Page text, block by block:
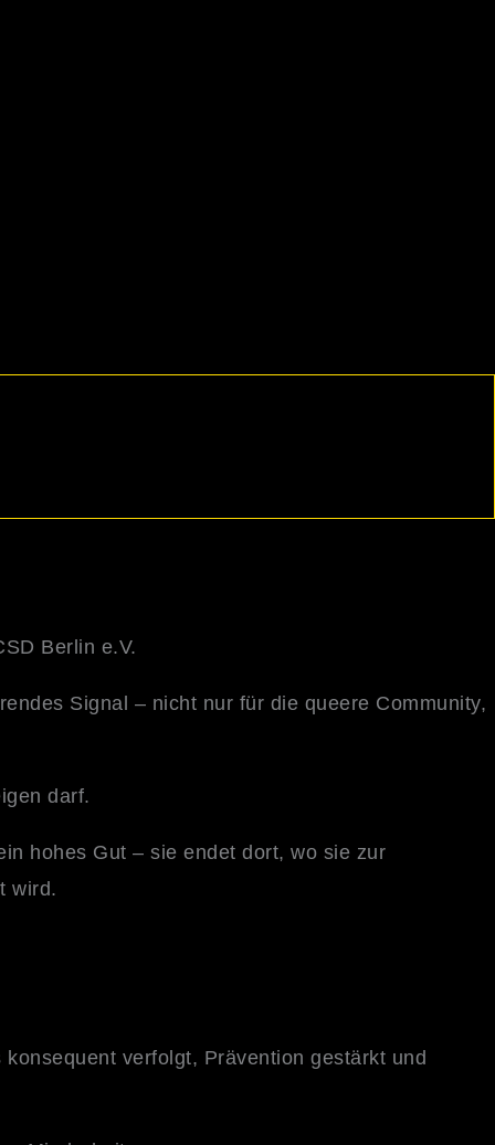
Berlin e.V.
Signal – nicht nur für die queere Community,
darf.
hohes Gut – sie endet dort, wo sie zur
wird.
verfolgt, Prävention gestärkt und